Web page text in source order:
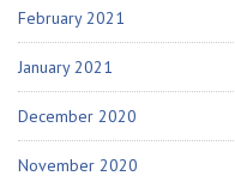
February 2021
January 2021
December 2020
November 2020